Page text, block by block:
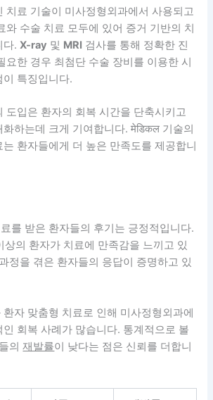
치료 기술이 미사정형외과에서 사용되고
와 수술 치료 모두에 있어 증거 기반의 치
다.X-ray 및 MRI 검사를 통해 정확한 진
요한 경우 최첨단 수술 장비를 이용한 시
특징입니다.
도입은 환자의 회복 시간을 단축시키고
하는데 크게 기여합니다. मेडिकल 기술의
환자들에게 더 높은 만족도를 제공합니
를 받은 환자들의 후기는 긍정적입니다.
상의 환자가 치료에 만족감을 느끼고 있
정을 겪은 환자들의 응답이 증명하고 있
자 맞춤형 치료로 인해 미사정형외과에
회복 사례가 많습니다. 통계적으로 볼
의재발률이 낮다는 점은 신뢰를 더합니